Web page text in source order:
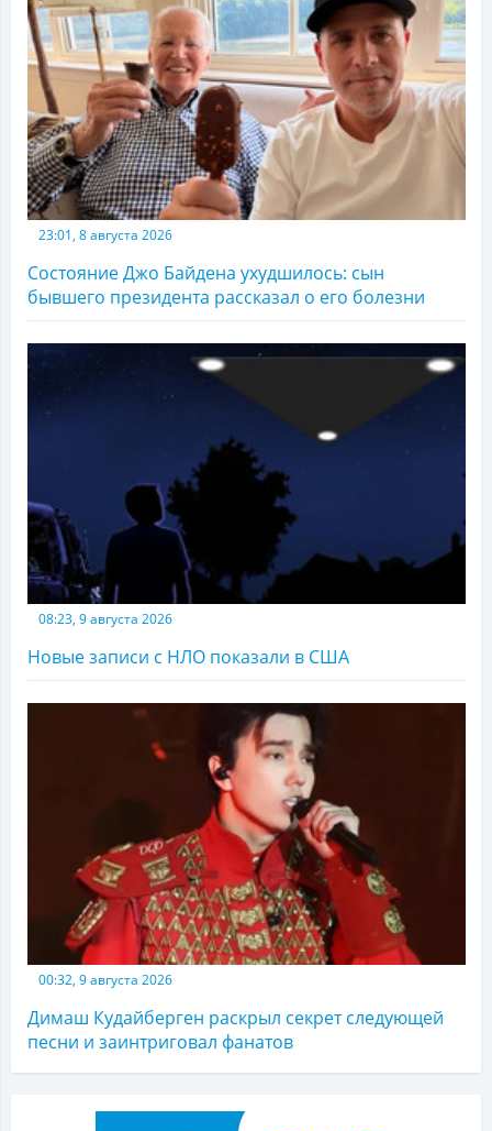
23:01, 8 августа 2026
Состояние Джо Байдена ухудшилось: сын
бывшего президента рассказал о его болезни
08:23, 9 августа 2026
Новые записи с НЛО показали в США
00:32, 9 августа 2026
Димаш Кудайберген раскрыл секрет следующей
песни и заинтриговал фанатов